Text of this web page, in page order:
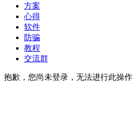
方案
心得
软件
防骗
教程
交流群
抱歉，您尚未登录，无法进行此操作